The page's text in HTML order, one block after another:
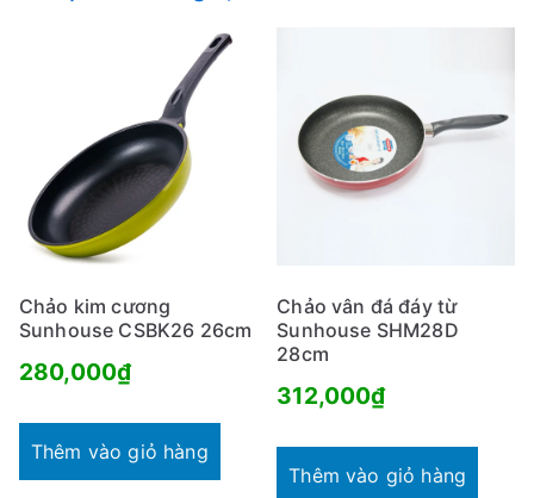
Chảo kim cương
Sunhouse CSBK26 26cm
280,000₫
Thêm vào giỏ hàng
Chảo vân đá đáy từ
Sunhouse SHM28D
28cm
312,000₫
Thêm vào giỏ hàng